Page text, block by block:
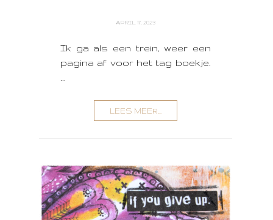
APRIL 17, 2023
Ik ga als een trein, weer een
pagina af voor het tag boekje.
LEES MEER...